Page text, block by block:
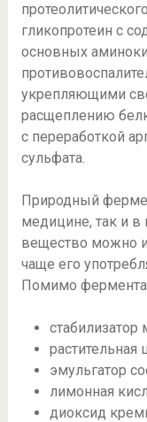
гликопротеин с
основных
укрепляющими
расщеплению
с переработкой
сульфата.
Природный
медицине, так и в
вещество можно
чаще его
Помимо фермента,
стабилизатор
растительная
эмульгатор
лимонная
диоксид